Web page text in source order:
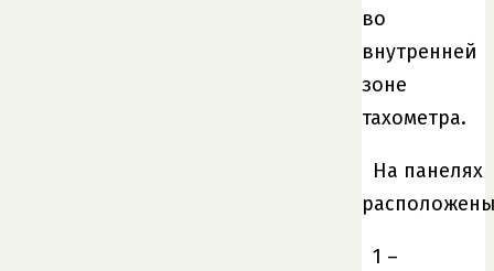
во
внутренней
зоне
тахометра.
На панелях
1 –